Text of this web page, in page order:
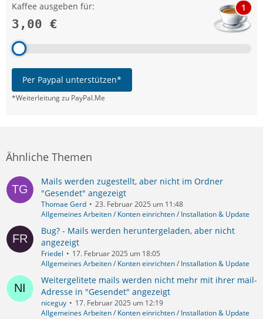
Kaffee ausgeben für:
3,00 €
1
Per Paypal unterstützen*
*Weiterleitung zu PayPal.Me
Ähnliche Themen
Mails werden zugestellt, aber nicht im Ordner
"Gesendet" angezeigt
Thomae Gerd
23. Februar 2025 um 11:48
Allgemeines Arbeiten / Konten einrichten / Installation & Update
Bug? - Mails werden heruntergeladen, aber nicht
angezeigt
Friedel
17. Februar 2025 um 18:05
Allgemeines Arbeiten / Konten einrichten / Installation & Update
Weitergelitete mails werden nicht mehr mit ihrer mail-
Adresse in "Gesendet" angezeigt
niceguy
17. Februar 2025 um 12:19
Allgemeines Arbeiten / Konten einrichten / Installation & Update